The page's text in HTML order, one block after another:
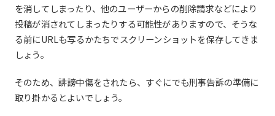
を消してしまったり、他のユーザーからの削除請求などにより
投稿が消されてしまったりする可能性がありますので、そうな
る前にURLも写るかたちでスクリーンショットを保存してきま
しょう。
そのため、誹謗中傷をされたら、すぐにでも刑事告訴の準備に
取り掛かるとよいでしょう。